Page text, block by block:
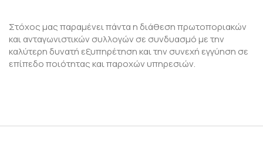
Στόχος μας παραμένει πάντα η διάθεση πρωτοποριακών
και ανταγωνιστικών συλλογών σε συνδυασμό με την
καλύτερη δυνατή εξυπηρέτηση και την συνεχή εγγύηση σε
επίπεδο ποιότητας και παροχών υπηρεσιών.